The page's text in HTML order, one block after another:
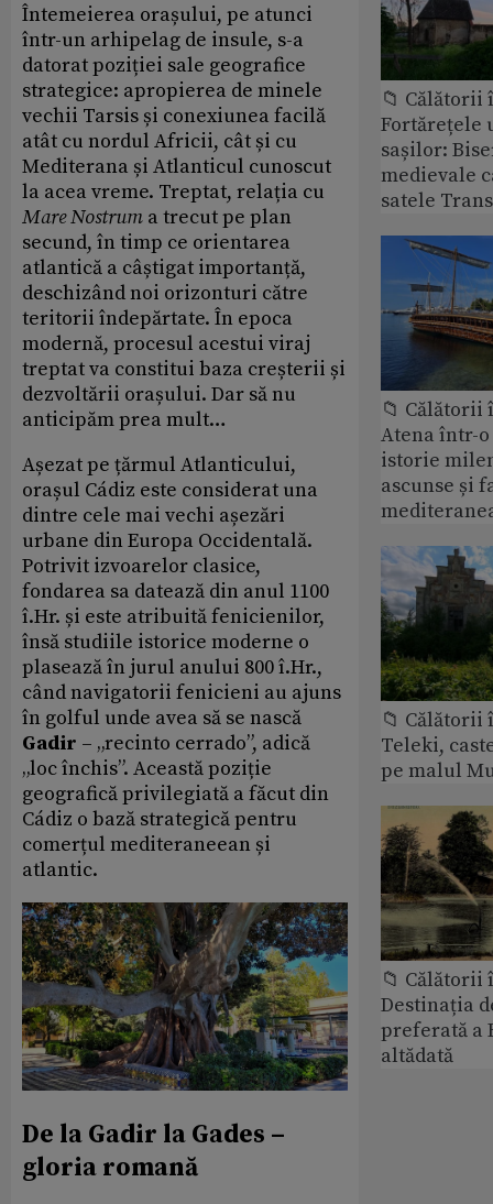
Întemeierea orașului, pe atunci
într-un arhipelag de insule, s-a
datorat poziției sale geografice
strategice: apropierea de minele
vechii Tarsis și conexiunea facilă
atât cu nordul Africii, cât și cu
Mediterana și Atlanticul cunoscut
la acea vreme. Treptat, relația cu
Mare Nostrum a trecut pe plan
secund, în timp ce orientarea
atlantică a câștigat importanță,
deschizând noi orizonturi către
teritorii îndepărtate. În epoca
modernă, procesul acestui viraj
treptat va constitui baza creșterii și
dezvoltării orașului. Dar să nu
anticipăm prea mult…
Așezat pe țărmul Atlanticului,
orașul Cádiz este considerat una
dintre cele mai vechi așezări
urbane din Europa Occidentală.
Potrivit izvoarelor clasice,
fondarea sa datează din anul 1100
î.Hr. și este atribuită fenicienilor,
însă studiile istorice moderne o
plasează în jurul anului 800 î.Hr.,
când navigatorii fenicieni au ajuns
în golful unde avea să se nască
Gadir – „recinto cerrado”, adică
„loc închis”. Această poziție
geografică privilegiată a făcut din
Cádiz o bază strategică pentru
comerțul mediteraneean și
atlantic.
De la Gadir la Gades –
gloria romană
📁 Călătorii
Fortărețele
sașilor:
medievale
satele
📁 Călătorii
Atena într-
istorie
ascunse și
📁 Călătorii
Teleki,
pe malul
📁 Călătorii
Destinația
preferată a
altădată